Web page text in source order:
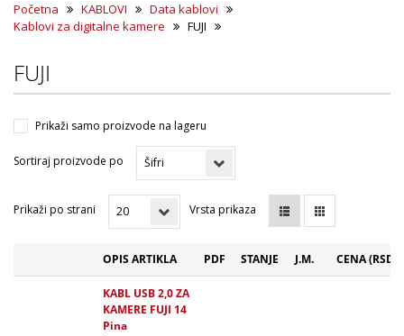
Početna KABLOVI
Data kablovi
Kablovi za digitalne kamere
FUJI
FUJI
Prikaži samo proizvode na lageru
Sortiraj proizvode po
Prikaži po strani Vrsta prikaza
OPIS ARTIKLA PDF STANJE J.M. CENA (RSD)
KABL USB 2,0 ZA
KAMERE FUJI 14
Pina